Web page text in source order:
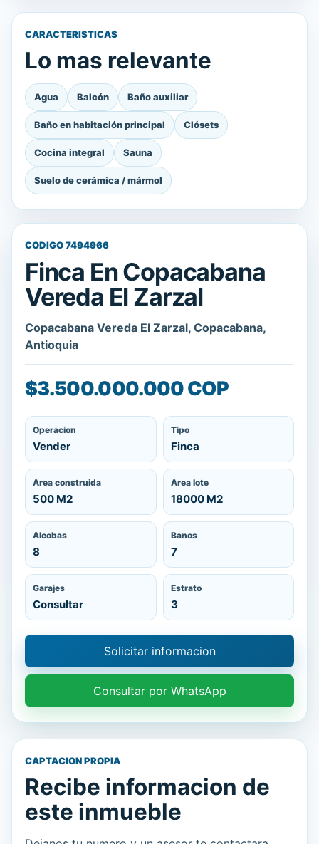
CARACTERISTICAS
Lo mas relevante
Agua Balcón Baño auxiliar
Baño en habitación principal Clósets
Cocina integral Sauna
Suelo de cerámica / mármol
CODIGO 7494966
Finca En Copacabana
Vereda El Zarzal
Copacabana Vereda El Zarzal, Copacabana,
Antioquia
$3.500.000.000 COP
Operacion
Vender
Tipo
Finca
Area construida
500 M2
Area lote
18000 M2
Alcobas
8
Banos
7
Garajes
Consultar
Estrato
3
Solicitar informacion
Consultar por WhatsApp
CAPTACION PROPIA
Recibe informacion de
este inmueble